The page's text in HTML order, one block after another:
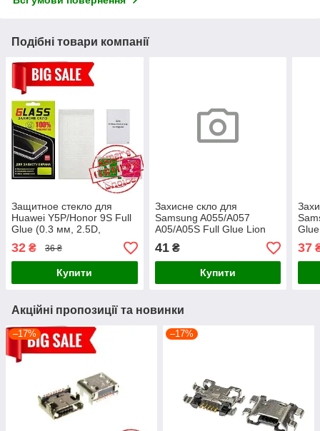
Подібні товари компанії
Защитное стекло для
Huawei Y5P/Honor 9S Full
Glue (0.3 мм, 2.5D,
чёрное)
32 ₴ 36 ₴
Купити
Захисне скло для
Samsung A055/A057
A05/A05S Full Glue Lion
(0.3 мм, 2.5D, чорне)
41₴
Купити
37
Акційні пропозиції та новинки
–17% –17%